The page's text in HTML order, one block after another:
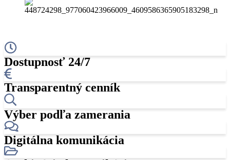
Dostupnosť 24/7
Transparentný cenník
Výber podľa zamerania
Digitálna komunikácia